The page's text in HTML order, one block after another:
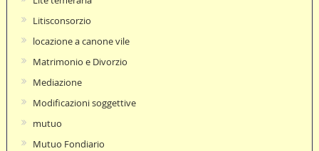
Litisconsorzio
locazione a canone vile
Matrimonio e Divorzio
Mediazione
Modificazioni soggettive
mutuo
Mutuo Fondiario